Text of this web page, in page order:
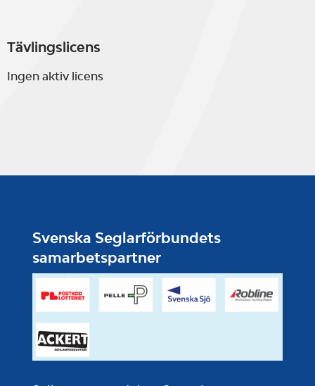
Tävlingslicens
Ingen aktiv licens
Svenska Seglarförbundets
samarbetspartner